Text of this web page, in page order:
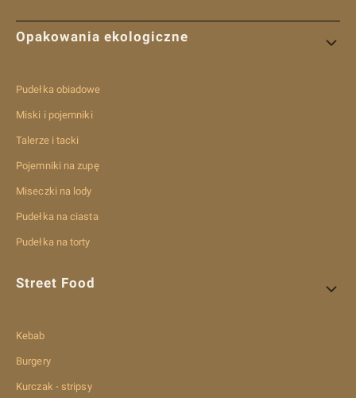
Linki w stopce
Opakowania ekologiczne
Pudełka obiadowe
Miski i pojemniki
Talerze i tacki
Pojemniki na zupę
Miseczki na lody
Pudełka na ciasta
Pudełka na torty
Street Food
Kebab
Burgery
Kurczak - stripsy